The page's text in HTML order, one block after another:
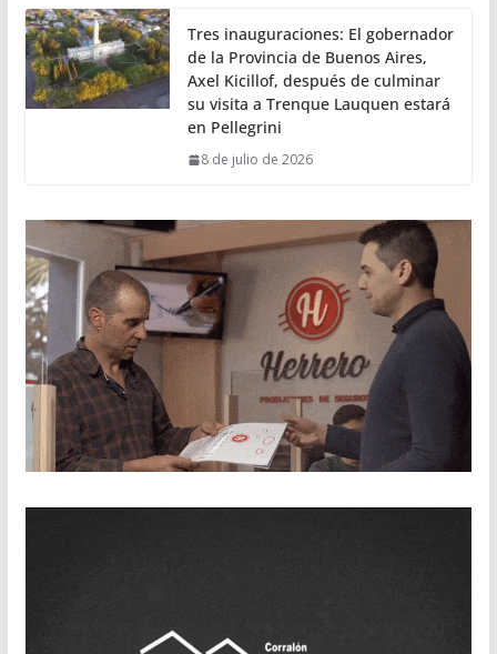
Tres inauguraciones: El gobernador
de la Provincia de Buenos Aires,
Axel Kicillof, después de culminar
su visita a Trenque Lauquen estará
en Pellegrini
8 de julio de 2026